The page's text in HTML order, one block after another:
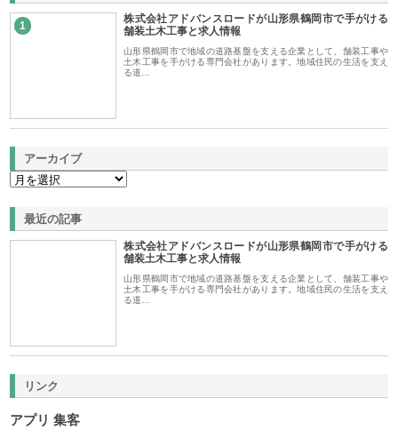
1
株式会社アドバンスロードが山形県鶴岡市で手がける
舗装土木工事と求人情報
山形県鶴岡市で地域の道路基盤を支える企業として、舗装工事や
土木工事を手がける専門会社があります。地域住民の生活を支え
る道…
アーカイブ
最近の記事
株式会社アドバンスロードが山形県鶴岡市で手がける
舗装土木工事と求人情報
山形県鶴岡市で地域の道路基盤を支える企業として、舗装工事や
土木工事を手がける専門会社があります。地域住民の生活を支え
る道…
リンク
アプリ 集客